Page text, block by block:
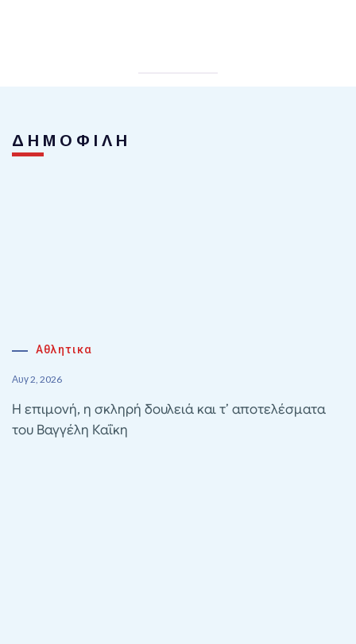
ΔΗΜΟΦΙΛΗ
Αθλητικα
Αυγ 2, 2026
Η επιμονή, η σκληρή δουλειά και τ’ αποτελέσματα
του Βαγγέλη Καΐκη